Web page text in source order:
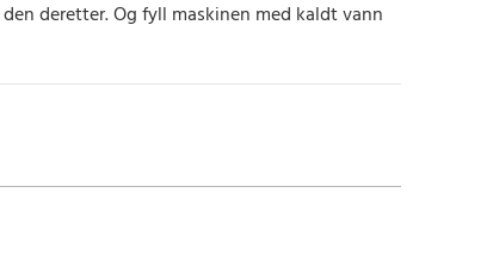
deretter. Og fyll maskinen med kaldt vann